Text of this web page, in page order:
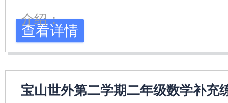
介绍：
查看详情
宝山世外第二学期二年级数学补充